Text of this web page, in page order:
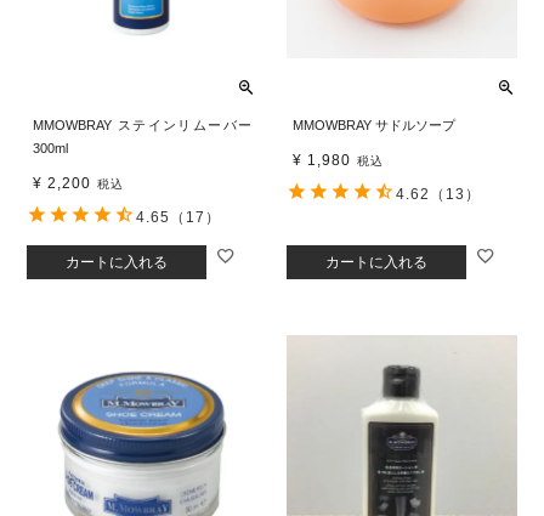
MMOWBRAY ステインリムーバー
300ml
¥ 2,200 税込
カートに入れる
4.65 （17）
MMOWBRAY サドルソープ
¥ 1,980 税込
カートに入れる
4.62 （13）